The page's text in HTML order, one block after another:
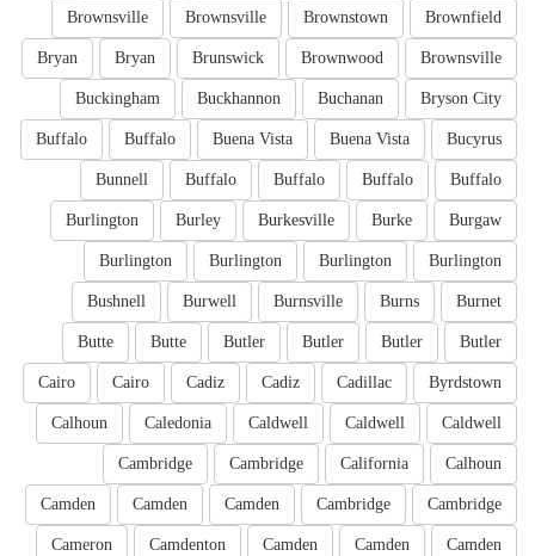
Brownfield
Brownstown
Brownsville
Brownsville
Brownsville
Brownwood
Brunswick
Bryan
Bryan
Bryson City
Buchanan
Buckhannon
Buckingham
Bucyrus
Buena Vista
Buena Vista
Buffalo
Buffalo
Buffalo
Buffalo
Buffalo
Buffalo
Bunnell
Burgaw
Burke
Burkesville
Burley
Burlington
Burlington
Burlington
Burlington
Burlington
Burnet
Burns
Burnsville
Burwell
Bushnell
Butler
Butler
Butler
Butler
Butte
Butte
Byrdstown
Cadillac
Cadiz
Cadiz
Cairo
Cairo
Caldwell
Caldwell
Caldwell
Caledonia
Calhoun
Calhoun
California
Cambridge
Cambridge
Cambridge
Cambridge
Camden
Camden
Camden
Camden
Camden
Camden
Camdenton
Cameron